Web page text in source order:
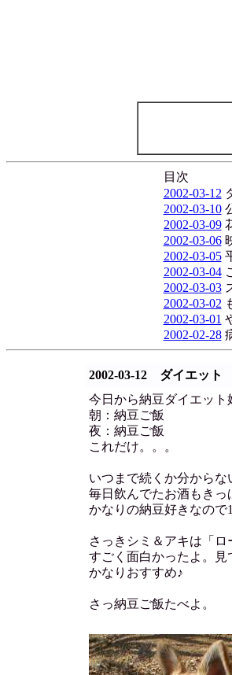
目次
2002-03-12
2002-03-10
2002-03-09
2002-03-06
2002-03-05
2002-03-04
2002-03-03
2002-03-02
2002-03-01
2002-02-28
2002-03-12 ダイエット
今日から納豆ダイエット
朝：納豆ご飯
夜：納豆ご飯
これだけ。。。
いつまで続くか分からな
毎日飲んでたお酒もきっ
かなりの納豆好きなので
さっきシミ＆アキは「ロ
すごく面白かったよ。見
かなりおすすめ♪
さっ納豆ご飯たべよ。